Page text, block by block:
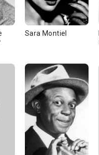
Sara Montiel